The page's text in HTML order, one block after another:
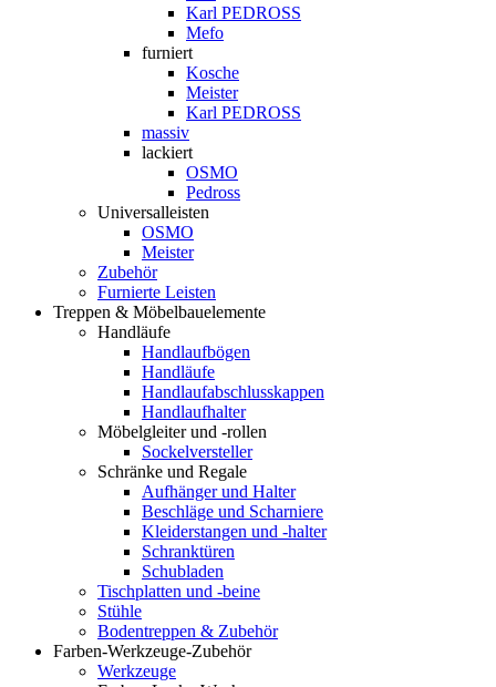
Karl PEDROSS
Mefo
furniert
Kosche
Meister
Karl PEDROSS
massiv
lackiert
OSMO
Pedross
Universalleisten
OSMO
Meister
Zubehör
Furnierte Leisten
Treppen & Möbelbauelemente
Handläufe
Handlaufbögen
Handläufe
Handlaufabschlusskappen
Handlaufhalter
Möbelgleiter und -rollen
Sockelversteller
Schränke und Regale
Aufhänger und Halter
Beschläge und Scharniere
Kleiderstangen und -halter
Schranktüren
Schubladen
Tischplatten und -beine
Stühle
Bodentreppen & Zubehör
Farben-Werkzeuge-Zubehör
Werkzeuge